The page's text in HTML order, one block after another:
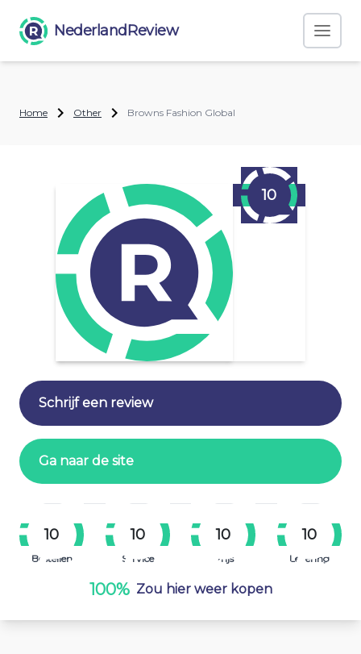
NederlandReview
Home Other Browns Fashion Global
10
Schrijf een review
Ga naar de site
10
Bestellen
10
Service
10
Prijs
10
Levering
100% Zou hier weer kopen